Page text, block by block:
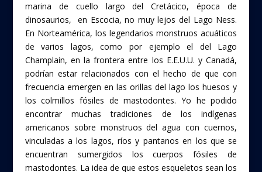
marina de cuello largo del Cretácico, época de
dinosaurios, en Escocia, no muy lejos del Lago Ness.
En Norteamérica, los legendarios monstruos acuáticos
de varios lagos, como por ejemplo el del Lago
Champlain, en la frontera entre los E.E.U.U. y Canadá,
podrían estar relacionados con el hecho de que con
frecuencia emergen en las orillas del lago los huesos y
los colmillos fósiles de mastodontes. Yo he podido
encontrar muchas tradiciones de los indígenas
americanos sobre monstruos del agua con cuernos,
vinculadas a los lagos, ríos y pantanos en los que se
encuentran sumergidos los cuerpos fósiles de
mastodontes. La idea de que estos esqueletos sean los